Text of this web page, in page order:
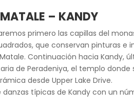
– KANDY
primero las capillas del
que conservan pinturas e
Continuación hacia Kandy,
de Peradeniya, el templo
desde Upper Lake Drive.
típicas de Kandy con un